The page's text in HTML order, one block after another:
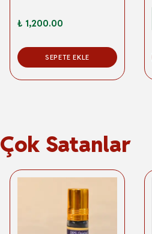
₺ 1,200.00
SEPETE EKLE
Çok Satanlar